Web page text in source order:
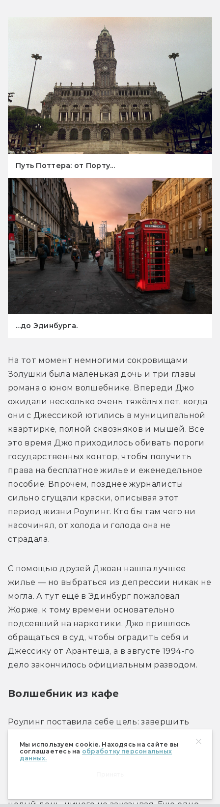
Мы используем cookie. Находясь на сайте вы
соглашаетесь на обработку персональных
данных.
Путь Поттера: от Порту...
...до Эдинбурга.
На тот момент немногими сокровищами
Золушки была маленькая дочь и три главы
романа о юном волшебнике. Впереди Джо
ожидали несколько очень тяжёлых лет, когда
они с Джессикой ютились в муниципальной
квартирке, полной сквозняков и мышей. Все
это время Джо приходилось обивать пороги
государственных контор, чтобы получить
права на бесплатное жилье и еженедельное
пособие. Впрочем, позднее журналисты
сильно сгущали краски, описывая этот
период жизни Роулинг. Кто бы там чего ни
насочинял, от холода и голода она не
страдала.
С помощью друзей Джоан нашла лучшее
жилье — но выбраться из депрессии никак не
могла. А тут ещё в Эдинбург пожаловал
Жорже, к тому времени основательно
подсевший на наркотики. Джо пришлось
обращаться в суд, чтобы оградить себя и
Джессику от Арантеша, а в августе 1994-го
дело закончилось официальным разводом.
Волшебник из кафе
Роулинг поставила себе цель: завершить
постоянно работать учителем. Она писала
книгу, устроившись за столиком небольшого
целый день, ничего не заказывая. Еще одно